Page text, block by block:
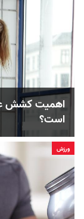
اهمیت کشش
است؟
ورزش